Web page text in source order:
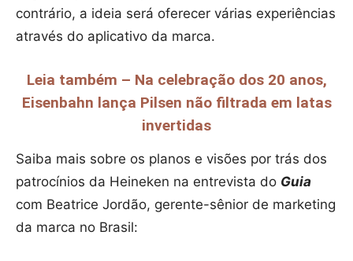
contrário, a ideia será oferecer várias experiências
através do aplicativo da marca.
Leia também – Na celebração dos 20 anos,
Eisenbahn lança Pilsen não filtrada em latas
invertidas
Saiba mais sobre os planos e visões por trás dos
patrocínios da Heineken na entrevista do Guia
com Beatrice Jordão, gerente-sênior de marketing
da marca no Brasil: